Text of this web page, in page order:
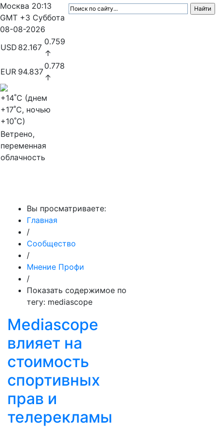
Москва 20:13
GMT +3 Суббота
08-08-2026
USD 82.167
0.759
↑
EUR 94.837
0.778
↑
+14˚C (днем
+17˚C, ночью
+10˚C)
Ветрено,
переменная
облачность
Вы просматриваете:
Главная
/
Сообщество
/
Мнение Профи
/
Показать содержимое по
тегу: mediascope
Mediascope
влияет на
стоимость
спортивных
прав и
телерекламы